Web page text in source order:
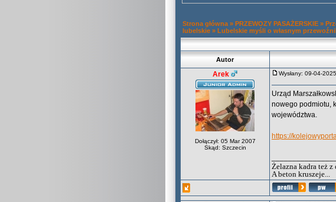
Strona główna » PRZEWOZY PASAŻERSKIE »
lubelskie » Lubelskie myśli o własnym
Autor
Arek
Dołączył: 05 Mar 2007
Skąd: Szczecin
Wysłany: 09-04-
Urząd
nowego podmiotu,
województwa.
https://
Żelazna kadra też z
A beton kruszeje...